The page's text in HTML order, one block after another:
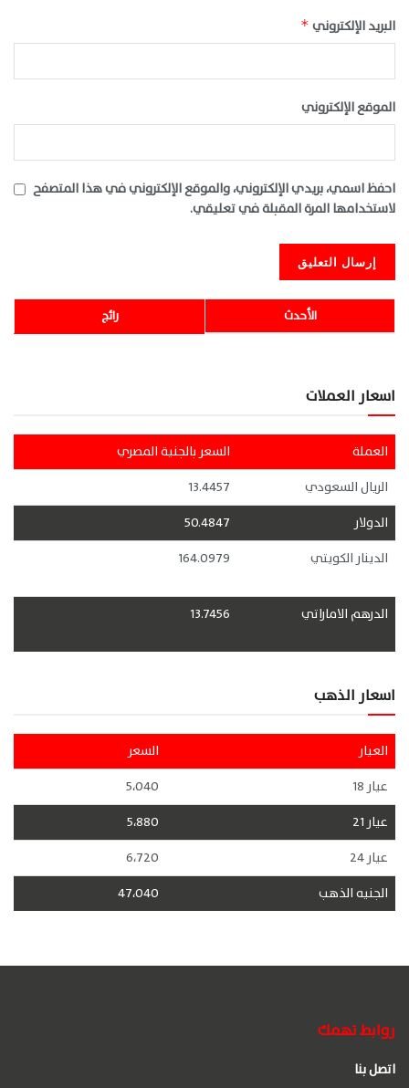
البريد الإلكتروني *
الموقع الإلكتروني
احفظ اسمي، بريدي الإلكتروني، والموقع الإلكتروني في هذا المتصفح
لاستخدامها المرة المقبلة في تعليقي.
رائج الأحدث
اسعار العملات
العملة
السعر بالجنية المصري
الريال السعودي
13.4457
الدولار
50.4847
الدينار الكويتي
164.0979
الدرهم الاماراتي 13.7456
اسعار الذهب
العيار
السعر
عيار 18
5،040
عيار 21
5،880
عيار 24
6،720
الجنيه الذهب
47،040
روابط تهمك
اتصل بنا